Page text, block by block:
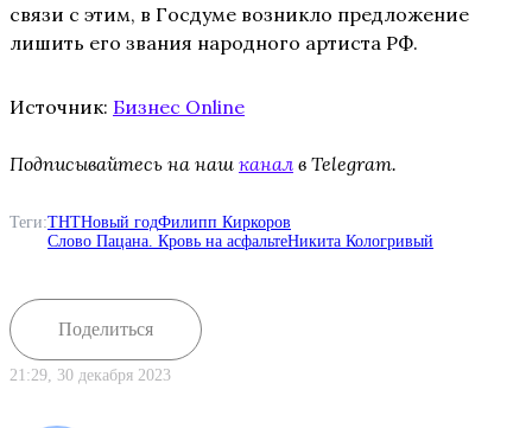
связи с этим, в Госдуме возникло предложение
лишить его звания народного артиста РФ.
Источник: Бизнес Online
Подписывайтесь на наш канал в Telegram.
Теги:ТНТНовый годФилипп Киркоров
Слово Пацана. Кровь на асфальтеНикита Кологривый
Поделиться
21:29, 30 декабря 2023